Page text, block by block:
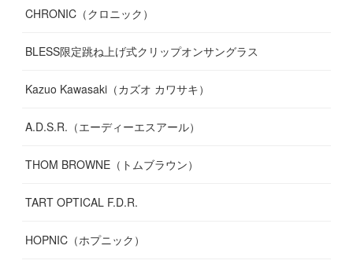
CHRONIC（クロニック）
BLESS限定跳ね上げ式クリップオンサングラス
Kazuo Kawasaki（カズオ カワサキ）
A.D.S.R.（エーディーエスアール）
THOM BROWNE（トムブラウン）
TART OPTICAL F.D.R.
HOPNIC（ホプニック）